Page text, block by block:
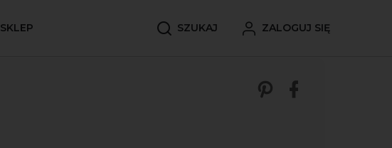
SKLEP SZUKAJ ZALOGUJ SIĘ
Zobacz nasze
Udostępnij